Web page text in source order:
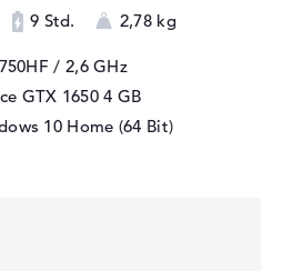
9 Std. 2,78 kg
/ 2,6 GHz
GTX 16504 GB
10 Home (64 Bit)